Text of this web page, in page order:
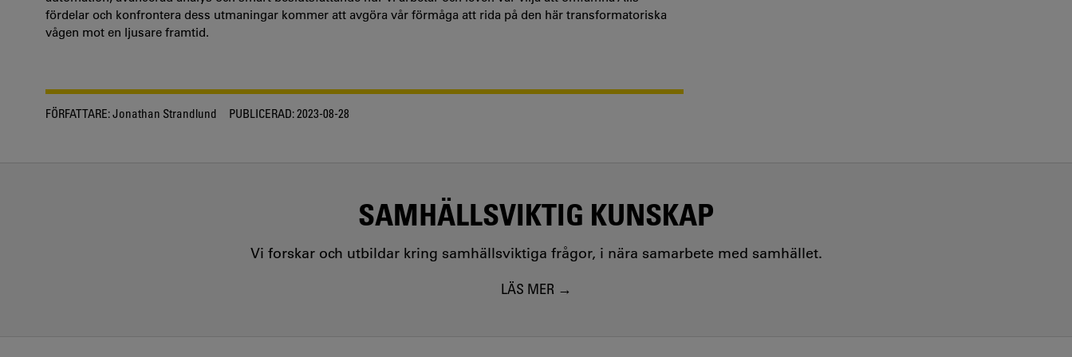
fördelar och konfrontera dess utmaningar kommer att avgöra vår förmåga att rida på den här transformatoriska
vågen mot en ljusare framtid.
FÖRFATTARE:Jonathan Strandlund PUBLICERAD:2023-08-28
SAMHÄLLSVIKTIG KUNSKAP
Vi forskar och utbildar kring samhällsviktiga frågor, i nära samarbete med samhället.
LÄS MER